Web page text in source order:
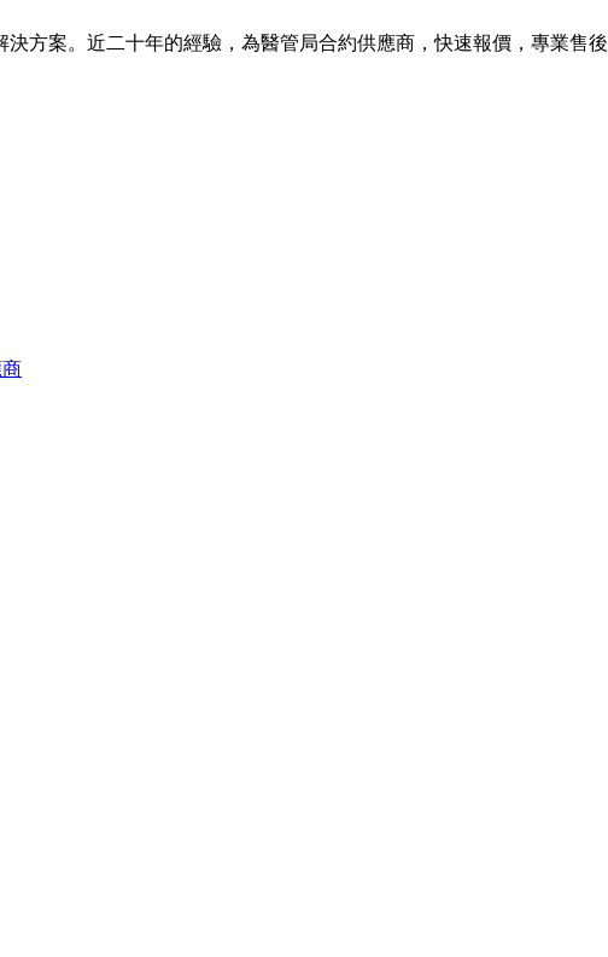
方案。近二十年的經驗，為醫管局合約供應商，快速報價，專業售後